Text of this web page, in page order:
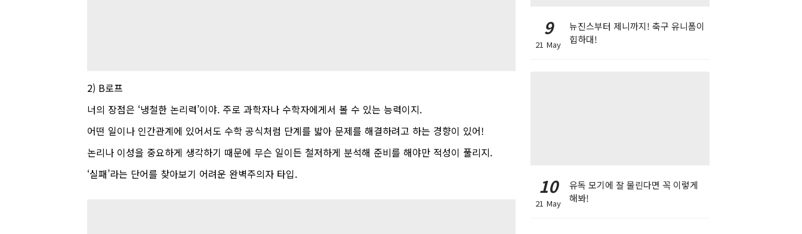
2) B로프
너의 장점은 ‘냉철한 논리력’이야. 주로 과학자나 수학자에게서 볼 수 있는 능력이지.
어떤 일이나 인간관계에 있어서도 수학 공식처럼 단계를 밟아 문제를 해결하려고 하는 경향이 있어!
논리나 이성을 중요하게 생각하기 때문에 무슨 일이든 철저하게 분석해 준비를 해야만 적성이 풀리지.
‘실패’라는 단어를 찾아보기 어려운 완벽주의자 타입.
9
21 May
뉴진스부터 제니까지! 축구 유니폼이
힙하대!
10
21 May
유독 모기에 잘 물린다면 꼭 이렇게
해봐!